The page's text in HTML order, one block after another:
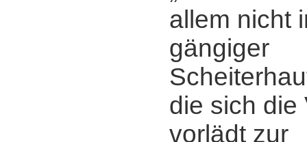
allem nicht
gängiger
die sich die
vorlädt zur